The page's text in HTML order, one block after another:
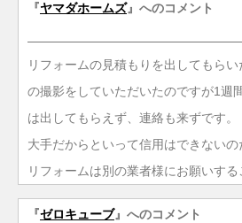
『ヤマダホームズ』へのコメント
リフォームの見積もりを出してもら
の撮影をしていただいたのですが1週
は出してもらえず、連絡も来ずです。
大手だからといって信用はできないの
リフォームは別の業者様にお願いする
『ゼロキューブ』へのコメント